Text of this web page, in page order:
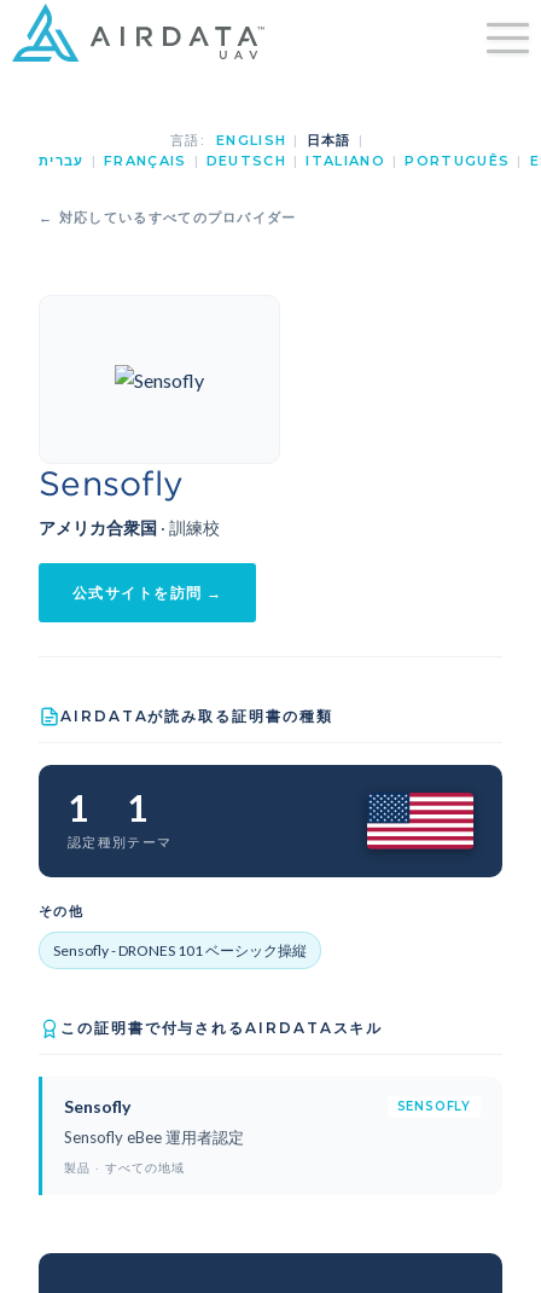
言語: ENGLISH | 日本語
|
עברית
| FRANÇAIS | DEUTSCH | ITALIANO | PORTUGUÊS |
← 対応しているすべてのプロバイダー
Sensofly
アメリカ合衆国 · 訓練校
公式サイトを訪問 →
AIRDATAが読み取る証明書の種類
1
認定種別
1
テーマ
その他
Sensofly - DRONES 101 ベーシック操縦
この証明書で付与されるAIRDATAスキル
Sensofly SENSOFLY
Sensofly eBee 運用者認定
製品 · すべての地域